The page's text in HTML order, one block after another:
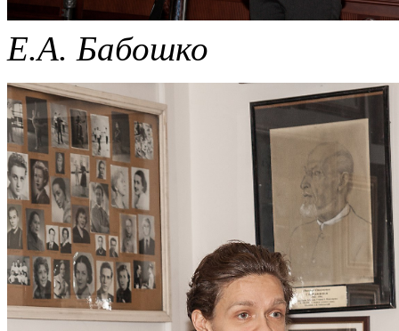
Е.А. Бабошко